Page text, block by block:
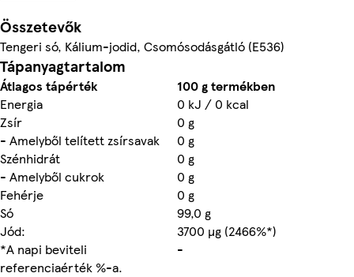
Összetevők
Tengeri só, Kálium-jodid, Csomósodásgátló (E536)
Tápanyagtartalom
Átlagos tápérték
100 g termékben
Energia
0 kJ / 0 kcal
Zsír
0 g
- Amelyből telített zsírsavak
0 g
Szénhidrát
0 g
- Amelyből cukrok
0 g
Fehérje
0 g
Só
99,0 g
Jód:
3700 µg (2466%*)
*A napi beviteli
referenciaérték %-a.
-